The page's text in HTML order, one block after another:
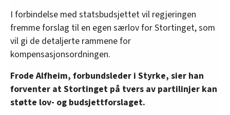
Kilde: regjeringen.no
I forbindelse med statsbudsjettet vil regjeringen
fremme forslag til en egen særlov for Stortinget, som
vil gi de detaljerte rammene for
kompensasjonsordningen.
Frode Alfheim, forbundsleder i Styrke, sier han
forventer at Stortinget på tvers av partilinjer kan
støtte lov- og budsjettforslaget.